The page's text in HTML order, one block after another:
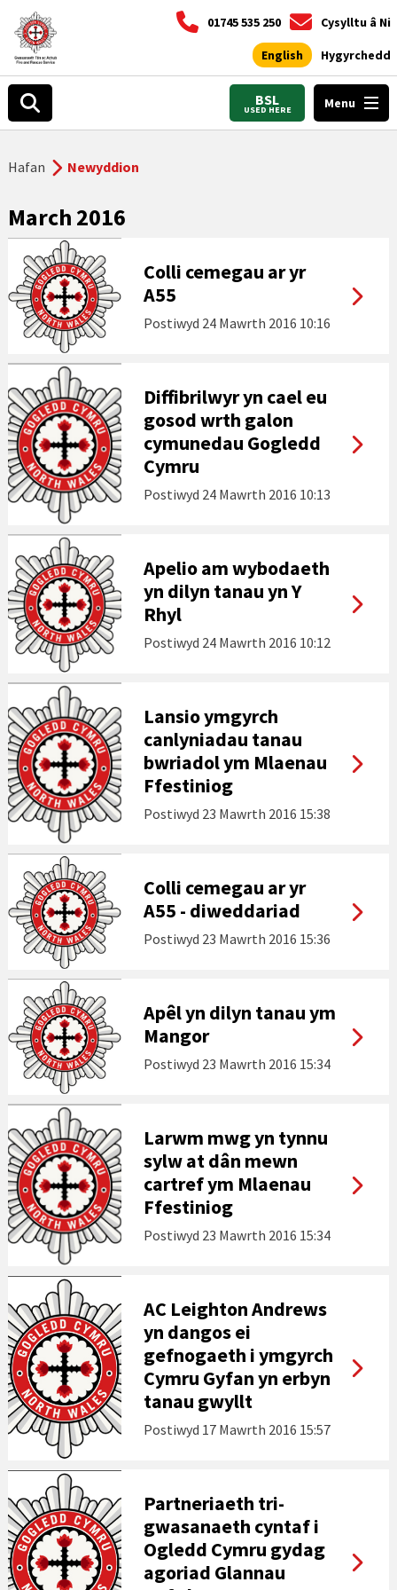
01745 535 250 Cysylltu â Ni
English Hygyrchedd
BSL
USED HERE Menu
Hafan Newyddion
March 2016
Colli cemegau ar yr
A55
Postiwyd 24 Mawrth 2016 10:16
Diffibrilwyr yn cael eu
gosod wrth galon
cymunedau Gogledd
Cymru
Postiwyd 24 Mawrth 2016 10:13
Apelio am wybodaeth
yn dilyn tanau yn Y
Rhyl
Postiwyd 24 Mawrth 2016 10:12
Lansio ymgyrch
canlyniadau tanau
bwriadol ym Mlaenau
Ffestiniog
Postiwyd 23 Mawrth 2016 15:38
Colli cemegau ar yr
A55 - diweddariad
Postiwyd 23 Mawrth 2016 15:36
Apêl yn dilyn tanau ym
Mangor
Postiwyd 23 Mawrth 2016 15:34
Larwm mwg yn tynnu
sylw at dân mewn
cartref ym Mlaenau
Ffestiniog
Postiwyd 23 Mawrth 2016 15:34
AC Leighton Andrews
yn dangos ei
gefnogaeth i ymgyrch
Cymru Gyfan yn erbyn
tanau gwyllt
Postiwyd 17 Mawrth 2016 15:57
Partneriaeth tri-
gwasanaeth cyntaf i
Ogledd Cymru gydag
agoriad Glannau